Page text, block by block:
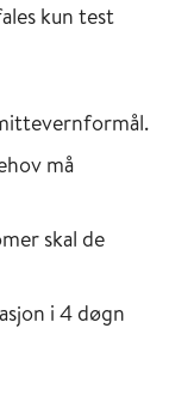
kun test
må
skal de
i 4 døgn